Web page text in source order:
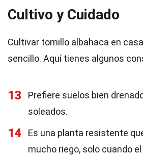
Cultivo y Cuidado
Cultivar tomillo albahaca en
sencillo. Aquí tienes algunos
13
Prefiere suelos bien
soleados.
14
Es una planta resistente
mucho riego, solo cuando